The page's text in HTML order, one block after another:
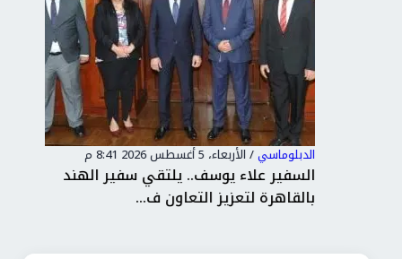
الدبلوماسي/الأربعاء، 5 أغسطس 2026 8:41 م
السفير علاء يوسف.. يلتقي سفير الهند
بالقاهرة لتعزيز التعاون ف...